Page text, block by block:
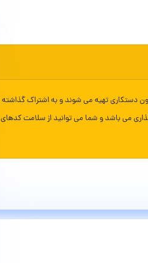
دستکاری تهیه می شوند و به اشتراک گذاشته
می باشد و شما می توانید از سلامت کدهای